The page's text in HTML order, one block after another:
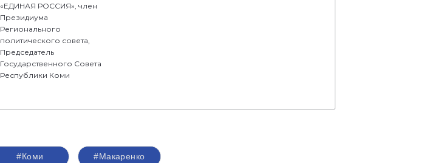
«ЕДИНАЯ РОССИЯ», член
Президиума
Регионального
политического совета,
Председатель
Государственного Совета
Республики Коми
#Коми #Макаренко